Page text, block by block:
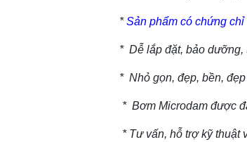
*Sản phẩm có chứng chỉ
* Dễ lắp đặt, bảo dưỡng,
* Nhỏ gọn, đẹp, bền, đẹp
* Bơm Microdam được
* Tư vấn, hỗ trợ kỹ thuật và